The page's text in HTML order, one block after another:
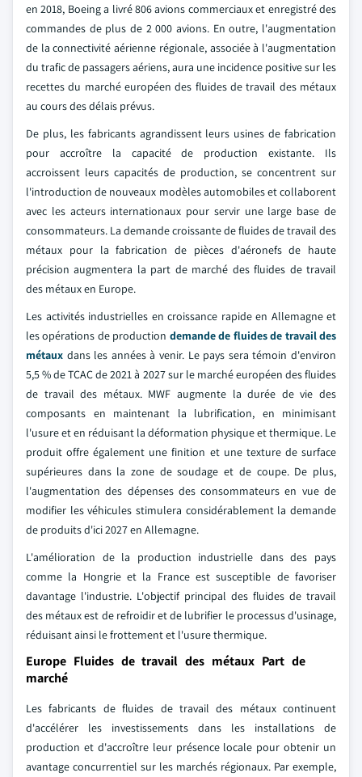
en 2018, Boeing a livré 806 avions commerciaux et enregistré des
commandes de plus de 2 000 avions. En outre, l'augmentation
de la connectivité aérienne régionale, associée à l'augmentation
du trafic de passagers aériens, aura une incidence positive sur les
recettes du marché européen des fluides de travail des métaux
au cours des délais prévus.
De plus, les fabricants agrandissent leurs usines de fabrication
pour accroître la capacité de production existante. Ils
accroissent leurs capacités de production, se concentrent sur
l'introduction de nouveaux modèles automobiles et collaborent
avec les acteurs internationaux pour servir une large base de
consommateurs. La demande croissante de fluides de travail des
métaux pour la fabrication de pièces d'aéronefs de haute
précision augmentera la part de marché des fluides de travail
des métaux en Europe.
Les activités industrielles en croissance rapide en Allemagne et
les opérations de production demande de fluides de travail des
métaux dans les années à venir. Le pays sera témoin d'environ
5,5 % de TCAC de 2021 à 2027 sur le marché européen des fluides
de travail des métaux. MWF augmente la durée de vie des
composants en maintenant la lubrification, en minimisant
l'usure et en réduisant la déformation physique et thermique. Le
produit offre également une finition et une texture de surface
supérieures dans la zone de soudage et de coupe. De plus,
l'augmentation des dépenses des consommateurs en vue de
modifier les véhicules stimulera considérablement la demande
de produits d'ici 2027 en Allemagne.
L'amélioration de la production industrielle dans des pays
comme la Hongrie et la France est susceptible de favoriser
davantage l'industrie. L'objectif principal des fluides de travail
des métaux est de refroidir et de lubrifier le processus d'usinage,
réduisant ainsi le frottement et l'usure thermique.
Europe Fluides de travail des métaux Part de
marché
Les fabricants de fluides de travail des métaux continuent
d'accélérer les investissements dans les installations de
production et d'accroître leur présence locale pour obtenir un
avantage concurrentiel sur les marchés régionaux. Par exemple,